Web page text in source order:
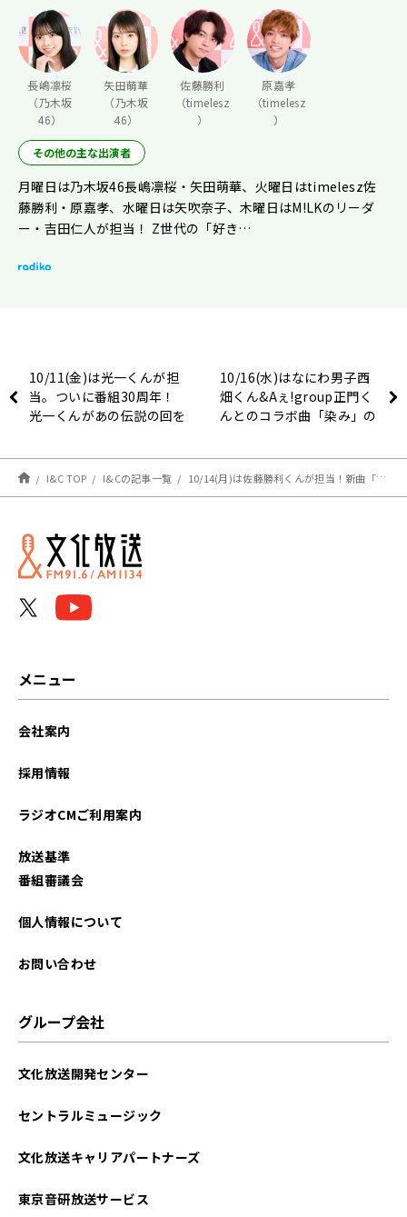
長嶋凛桜
（乃木坂
46）
矢田萌華
（乃木坂
46）
佐藤勝利
（timelesz
）
原嘉孝
（timelesz
）
その他の主な出演者
月曜日は乃木坂46長嶋凛桜・矢田萌華、火曜日はtimelesz佐
藤勝利・原嘉孝、水曜日は矢吹奈子、木曜日はM!LKのリーダ
ー・吉田仁人が担当！ Z世代の「好き…
10/11(金)は光一くんが担
当。ついに番組30周年！
光一くんがあの伝説の回を
10/16(水)はなにわ男子西
畑くん&Aぇ!group正門く
んとのコラボ曲「染み」の
I&C TOP I&Cの記事一覧 10/14(月)は佐藤勝利くんが担当！新曲「because」をラジオ初解禁します！！！
メニュー
会社案内
採用情報
ラジオCMご利用案内
放送基準
番組審議会
個人情報について
お問い合わせ
グループ会社
文化放送開発センター
セントラルミュージック
文化放送キャリアパートナーズ
東京音研放送サービス